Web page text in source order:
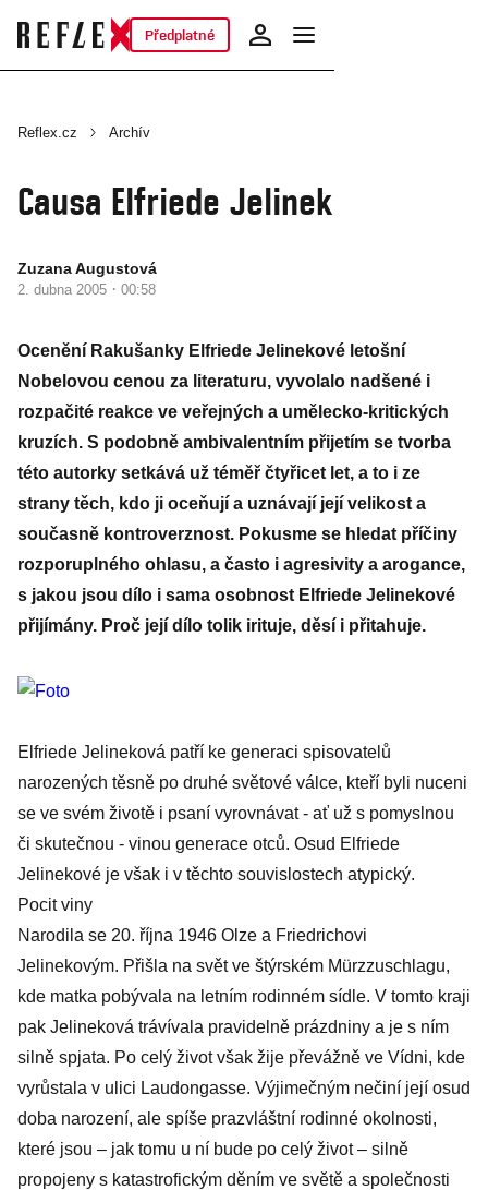
Předplatné
Reflex.cz Archív
Causa Elfriede Jelinek
Zuzana Augustová
2. dubna 2005 · 00:58
Ocenění Rakušanky Elfriede Jelinekové letošní
Nobelovou cenou za literaturu, vyvolalo nadšené i
rozpačité reakce ve veřejných a umělecko-kritických
kruzích. S podobně ambivalentním přijetím se tvorba
této autorky setkává už téměř čtyřicet let, a to i ze
strany těch, kdo ji oceňují a uznávají její velikost a
současně kontroverznost. Pokusme se hledat příčiny
rozporuplného ohlasu, a často i agresivity a arogance,
s jakou jsou dílo i sama osobnost Elfriede Jelinekové
přijímány. Proč její dílo tolik irituje, děsí i přitahuje.
Elfriede Jelineková patří ke generaci spisovatelů
narozených těsně po druhé světové válce, kteří byli nuceni
se ve svém životě i psaní vyrovnávat - ať už s pomyslnou
či skutečnou - vinou generace otců. Osud Elfriede
Jelinekové je však i v těchto souvislostech atypický.
Pocit viny
Narodila se 20. října 1946 Olze a Friedrichovi
Jelinekovým. Přišla na svět ve štýrském Mürzzuschlagu,
kde matka pobývala na letním rodinném sídle. V tomto kraji
pak Jelineková trávívala pravidelně prázdniny a je s ním
silně spjata. Po celý život však žije převážně ve Vídni, kde
vyrůstala v ulici Laudongasse. Výjimečným nečiní její osud
doba narození, ale spíše prazvláštní rodinné okolnosti,
které jsou – jak tomu u ní bude po celý život – silně
propojeny s katastrofickým děním ve světě a společnosti